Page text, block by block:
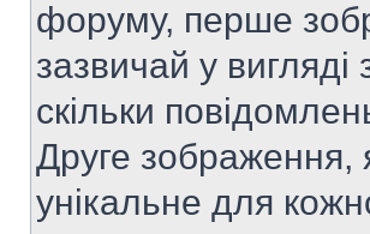
форуму, перше
зазвичай у вигляді
скільки
Друге зображення,
унікальне для